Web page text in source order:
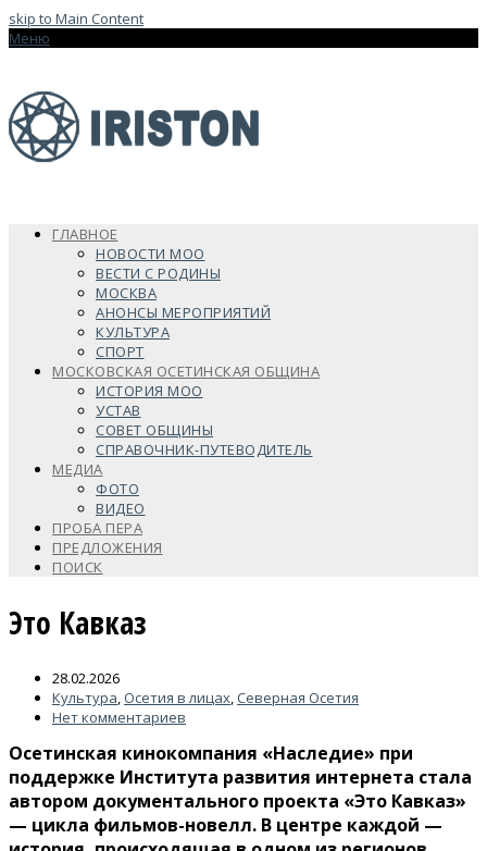
skip to Main Content
Меню
ГЛАВНОЕ
НОВОСТИ МОО
ВЕСТИ С РОДИНЫ
МОСКВА
АНОНСЫ МЕРОПРИЯТИЙ
КУЛЬТУРА
СПОРТ
МОСКОВСКАЯ ОСЕТИНСКАЯ ОБЩИНА
ИСТОРИЯ МОО
УСТАВ
СОВЕТ ОБЩИНЫ
СПРАВОЧНИК-ПУТЕВОДИТЕЛЬ
МЕДИА
ФОТО
ВИДЕО
ПРОБА ПЕРА
ПРЕДЛОЖЕНИЯ
ПОИСК
Это Кавказ
28.02.2026
Культура, Осетия в лицах,Северная Осетия
Нет комментариев
Осетинская кинокомпания «Наследие» при
поддержке Института развития интернета стала
автором документального проекта «Это Кавказ»
— цикла фильмов-новелл. В центре каждой —